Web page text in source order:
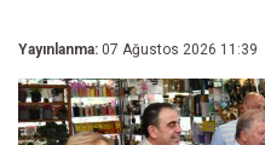
Yayınlanma: 07 Ağustos 2026 11:39